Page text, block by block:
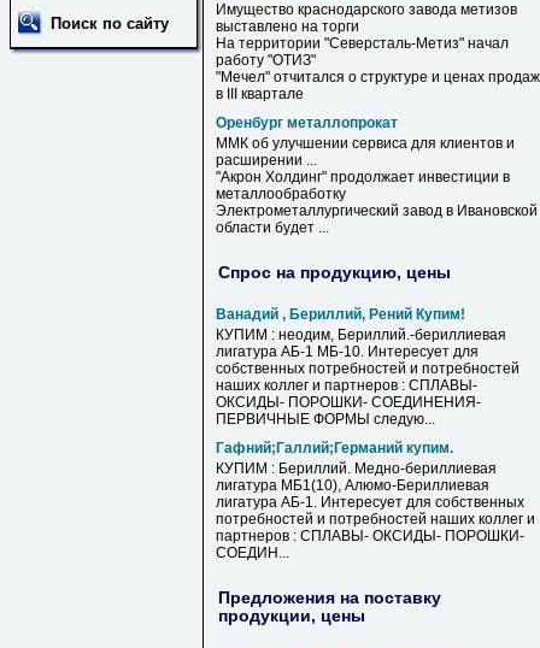
Поиск по сайту
Имущество краснодарского завода метизов
выставлено на торги
На территории "Северсталь-Метиз" начал
работу "ОТИЗ"
"Мечел" отчитался о структуре и ценах продаж
в III квартале
Оренбург металлопрокат
ММК об улучшении сервиса для клиентов и
расширении ...
"Акрон Холдинг" продолжает инвестиции в
металлообработку
Электрометаллургический завод в Ивановской
области будет ...
Спрос на продукцию, цены
Ванадий , Бериллий, Рений Купим!
КУПИМ : неодим, Бериллий.-бериллиевая
лигатура АБ-1 МБ-10. Интересует для
собственных потребностей и потребностей
наших коллег и партнеров : СПЛАВЫ-
ОКСИДЫ- ПОРОШКИ- СОЕДИНЕНИЯ-
ПЕРВИЧНЫЕ ФОРМЫ следую...
Гафний;Галлий;Германий купим.
КУПИМ : Бериллий. Медно-бериллиевая
лигатура МБ1(10), Алюмо-Бериллиевая
лигатура АБ-1. Интересует для собственных
потребностей и потребностей наших коллег и
партнеров : СПЛАВЫ- ОКСИДЫ- ПОРОШКИ-
СОЕДИН...
Предложения на поставку
продукции, цены